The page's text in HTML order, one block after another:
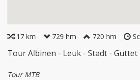
17 km 729 hm 720 hm
Tour Albinen - Leuk - Stadt -
Tour MTB